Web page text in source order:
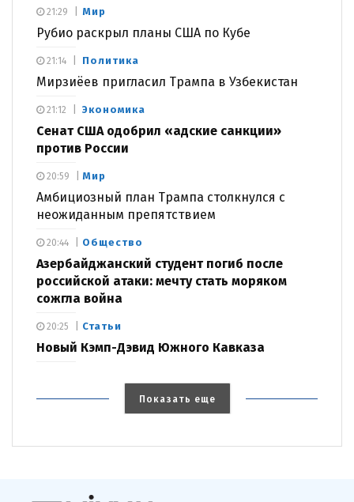
Мир
Рубио раскрыл планы США по Кубе
21:29
Политика
Мирзиёев пригласил Трампа в Узбекистан
21:14
Экономика
Сенат США одобрил «адские санкции»
против России
21:12
Мир
Амбициозный план Трампа столкнулся с
неожиданным препятствием
20:59
Общество
Азербайджанский студент погиб после
российской атаки: мечту стать моряком
сожгла война
20:44
Статьи
Новый Кэмп-Дэвид Южного Кавказа
20:25
Показать еще